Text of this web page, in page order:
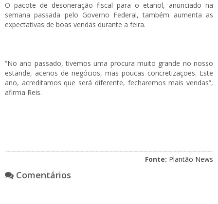
O pacote de desoneração fiscal para o etanol, anunciado na
semana passada pelo Governo Federal, também aumenta as
expectativas de boas vendas durante a feira.
“No ano passado, tivemos uma procura muito grande no nosso
estande, acenos de negócios, mas poucas concretizações. Este
ano, acreditamos que será diferente, fecharemos mais vendas”,
afirma Reis.
Fonte: Plantão News
Comentários